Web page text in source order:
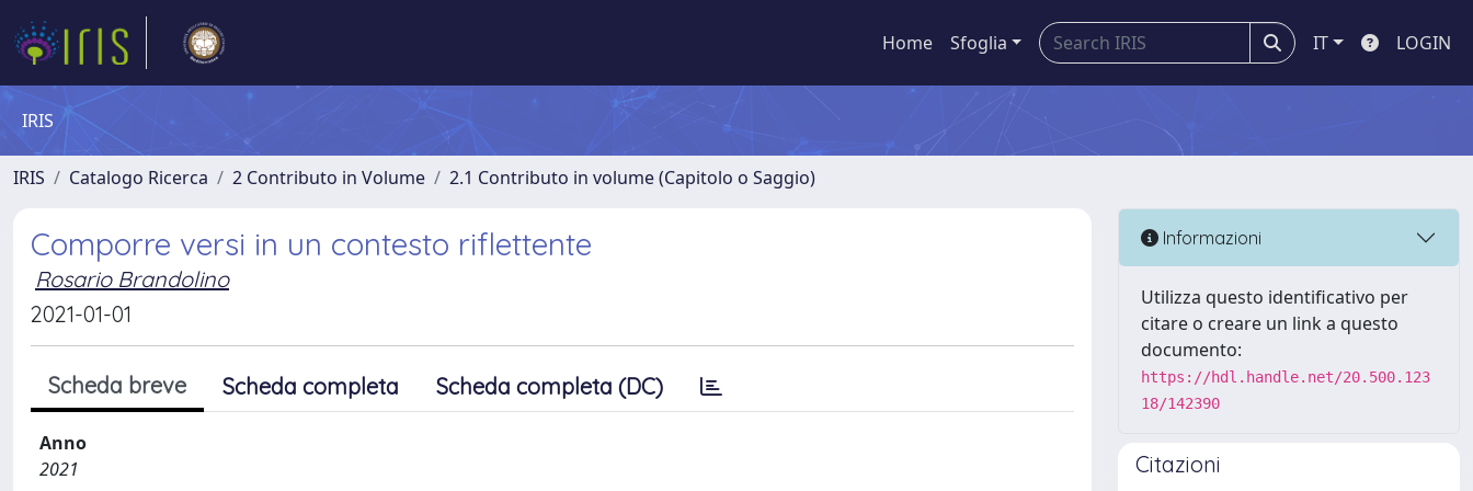
Home Sfoglia IT LOGIN
IRIS
IRIS Catalogo Ricerca 2 Contributo in Volume 2.1 Contributo in volume (Capitolo o Saggio)
Comporre versi in un contesto riflettente
Rosario Brandolino
2021-01-01
Scheda breve Scheda completa Scheda completa (DC)
Anno
2021
Informazioni
Utilizza questo identificativo per
citare o creare un link a questo
documento:
https://hdl.handle.net/20.500.123
18/142390
Citazioni